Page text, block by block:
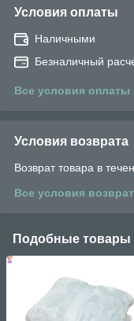
Условия оплаты
Наличными
Безналичный
Все условия оплаты
Условия возврата
Возврат товара в
Все условия
Подобные товары